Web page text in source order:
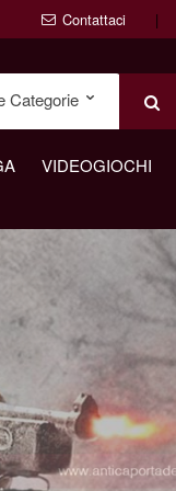
Contattaci
VIDEOGIOCHI